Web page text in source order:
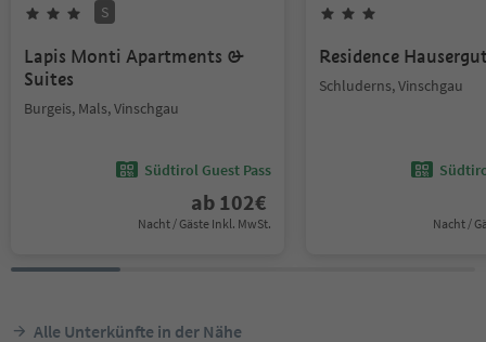
S
Lapis Monti Apartments &
Suites
Burgeis, Mals, Vinschgau
Südtirol Guest Pass
ab 102€
Nacht / Gäste Inkl. MwSt.
Residence
Schluderns, Vinschgau
Nacht /
Alle Unterkünfte in der Nähe